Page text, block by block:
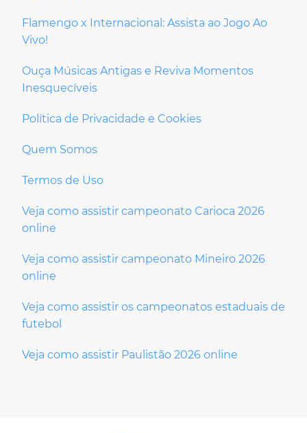
Flamengo x Internacional: Assista ao Jogo Ao
Vivo!
Ouça Músicas Antigas e Reviva Momentos
Inesquecíveis
Política de Privacidade e Cookies
Quem Somos
Termos de Uso
Veja como assistir campeonato Carioca 2026
online
Veja como assistir campeonato Mineiro 2026
online
Veja como assistir os campeonatos estaduais de
futebol
Veja como assistir Paulistão 2026 online